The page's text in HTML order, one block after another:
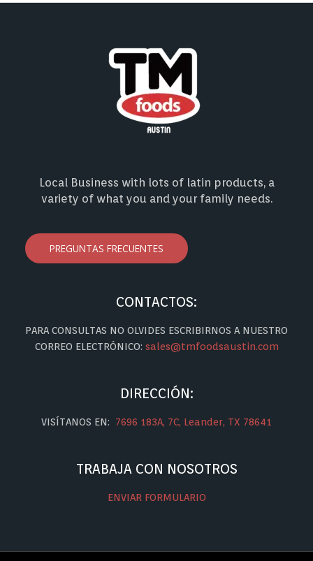
Local Business with lots of latin products, a
variety of what you and your family needs.
PREGUNTAS FRECUENTES
CONTACTOS:
PARA CONSULTAS NO OLVIDES ESCRIBIRNOS A NUESTRO
CORREO ELECTRÓNICO: sales@tmfoodsaustin.com
DIRECCIÓN:
VISÍTANOS EN: 7696 183A, 7C, Leander, TX 78641
TRABAJA CON NOSOTROS
ENVIAR FORMULARIO